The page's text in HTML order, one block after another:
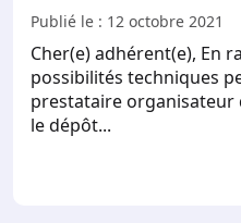
Publié le : 12 octobre 2021
Cher(e) adhérent(e), En
possibilités techniques
prestataire organisateur
le dépôt...